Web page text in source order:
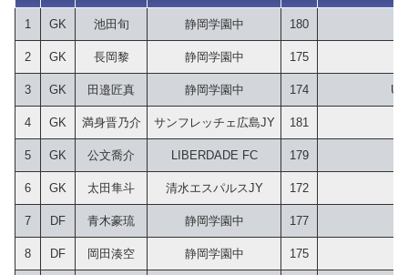
1 GK 池田旬 静岡学園中 180
2 GK 長岡黎 静岡学園中 175
3 GK 田邉匠真 静岡学園中 174 U-
4 GK 満身晋乃介 サンフレッチェ広島JY 181
5 GK 公文喬介 LIBERDADE FC 179
6 GK 太田隼斗 清水エスパルスJY 172
7 DF 青木豪琉 静岡学園中 177
8 DF 岡田湊空 静岡学園中 175